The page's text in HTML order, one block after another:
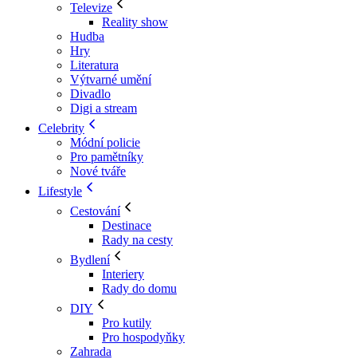
Televize
Reality show
Hudba
Hry
Literatura
Výtvarné umění
Divadlo
Digi a stream
Celebrity
Módní policie
Pro pamětníky
Nové tváře
Lifestyle
Cestování
Destinace
Rady na cesty
Bydlení
Interiery
Rady do domu
DIY
Pro kutily
Pro hospodyňky
Zahrada